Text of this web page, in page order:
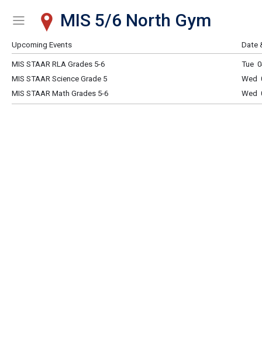
Show Menu
Click this to show the menu.
MIS 5/6 North Gym
Upcoming Events Date
MIS STAAR RLA Grades 5-6
Tue
MIS STAAR Science Grade 5
Wed
MIS STAAR Math Grades 5-6
Wed